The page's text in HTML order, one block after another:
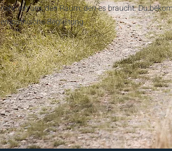
nehmen uns den Raum, den es braucht. Du
empathische Begleitung.